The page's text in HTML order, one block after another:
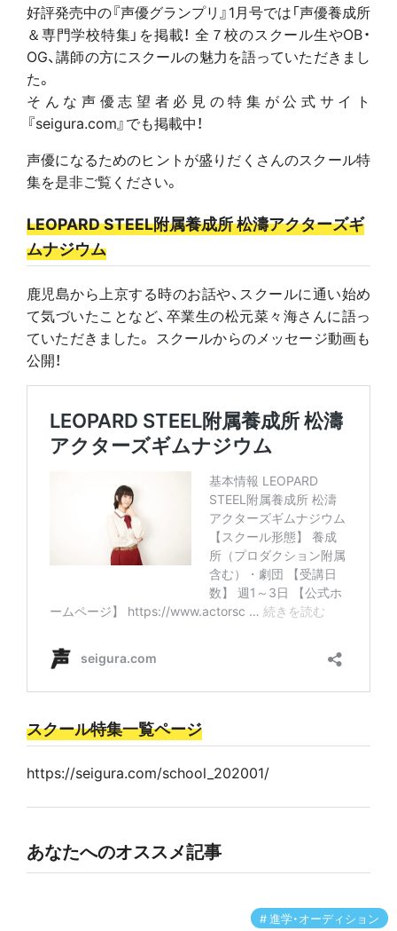
好評発売中の『声優グランプリ』1月号では「声優養成所
＆専門学校特集」を掲載！ 全７校のスクール生やOB・
OG、講師の方にスクールの魅力を語っていただきまし
た。
そんな声優志望者必見の特集が公式サイト
『seigura.com』でも掲載中！
声優になるためのヒントが盛りだくさんのスクール特
集を是非ご覧ください。
LEOPARD STEEL附属養成所 松濤アクターズギ
ムナジウム
鹿児島から上京する時のお話や、スクールに通い始め
て気づいたことなど、卒業生の松元菜々海さんに語っ
ていただきました。 スクールからのメッセージ動画も
公開！
スクール特集一覧ページ
https://seigura.com/school_202001/
あなたへのオススメ記事
進学・オーディション